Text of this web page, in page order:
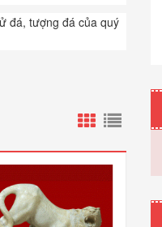
đá, tượng đá của quý